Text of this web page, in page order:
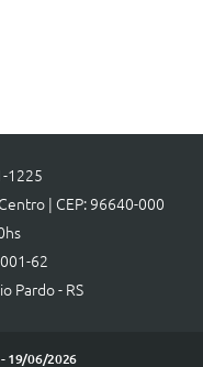
1225
| CEP: 96640-000
62
Pardo - RS
- 19/06/2026